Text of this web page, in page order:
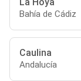
Bahía de Cádiz
Caulina
Andalucía